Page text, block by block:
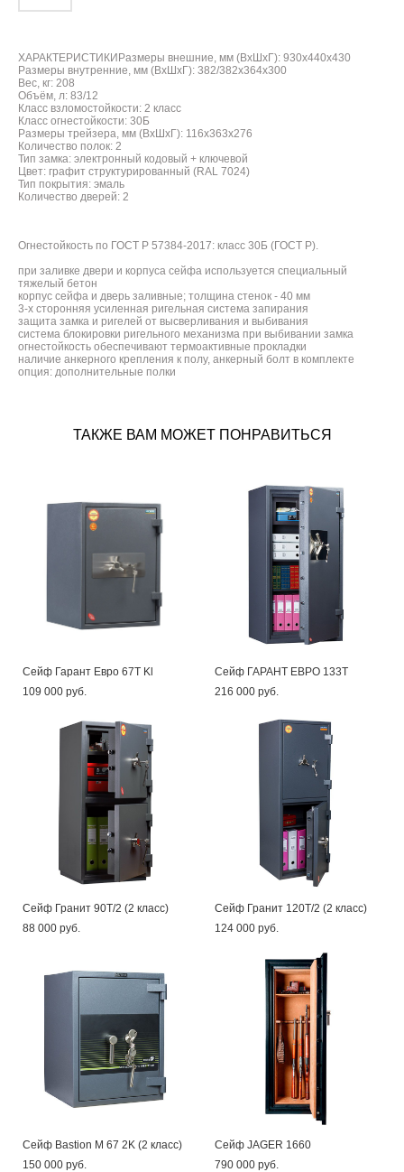
ХАРАКТЕРИСТИКИРазмеры внешние, мм (ВхШхГ): 930x440x430
Размеры внутренние, мм (ВхШхГ): 382/382x364x300
Вес, кг: 208
Объём, л: 83/12
Класс взломостойкости: 2 класс
Класс огнестойкости: 30Б
Размеры трейзера, мм (ВхШхГ): 116x363x276
Количество полок: 2
Тип замка: электронный кодовый + ключевой
Цвет: графит структурированный (RAL 7024)
Тип покрытия: эмаль
Количество дверей: 2
Огнестойкость по ГОСТ Р 57384-2017: класс 30Б (ГОСТ Р).
при заливке двери и корпуса сейфа используется специальный
тяжелый бетон
корпус сейфа и дверь заливные; толщина стенок - 40 мм
3-х сторонняя усиленная ригельная система запирания
защита замка и ригелей от высверливания и выбивания
система блокировки ригельного механизма при выбивании замка
огнестойкость обеспечивают термоактивные прокладки
наличие анкерного крепления к полу, анкерный болт в комплекте
опция: дополнительные полки
ТАКЖЕ ВАМ МОЖЕТ ПОНРАВИТЬСЯ
Сейф Гарант Евро 67Т Kl
109 000 pуб.
Сейф ГАРАНТ ЕВРО 133Т
216 000 pуб.
Сейф Гранит 90T/2 (2 класс)
88 000 pуб.
Сейф Гранит 120T/2 (2 класс)
124 000 pуб.
Сейф Bastion M 67 2K (2 класс)
150 000 pуб.
Сейф JAGER 1660
790 000 pуб.